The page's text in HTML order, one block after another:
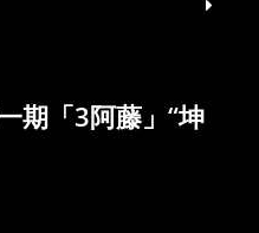
期「3阿藤」“坤